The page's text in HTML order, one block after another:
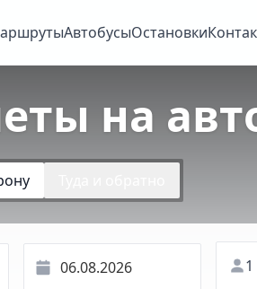
АвтобусыОстановки
на